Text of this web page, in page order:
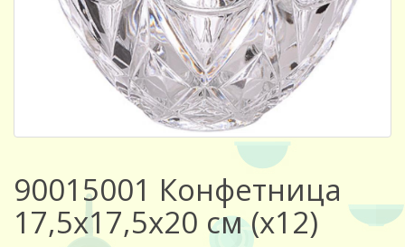
90015001 Конфетница
17,5х17,5х20 см (х12)